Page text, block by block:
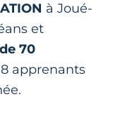
à Joué-
et
70
apprenants